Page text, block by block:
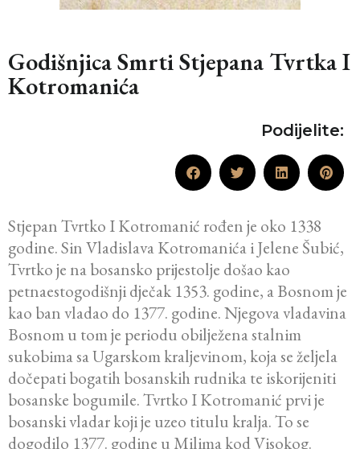
Godišnjica Smrti Stjepana Tvrtka I
Kotromanića
Podijelite:
Stjepan Tvrtko I Kotromanić rođen je oko 1338
godine. SinVladislava Kotromanića i Jelene Šubić,
Tvrtko je na bosansko prijestolje došao kao
petnaestogodišnji dječak 1353. godine, a Bosnom je
kao ban vladao do 1377. godine. Njegova vladavina
Bosnom u tom je periodu obilježena stalnim
sukobima sa Ugarskom kraljevinom, koja se željela
dočepati bogatih bosanskih rudnika te iskorijeniti
bosanske bogumile. Tvrtko I Kotromanić prvi je
bosanski vladar koji je uzeo titulu kralja. To se
dogodilo 1377. godine u Milima kod Visokog.